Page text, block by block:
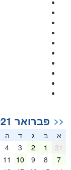
<< פברואר 2021
א ב ג ד ה
31
1
2
3
4
7
8
9
10
11